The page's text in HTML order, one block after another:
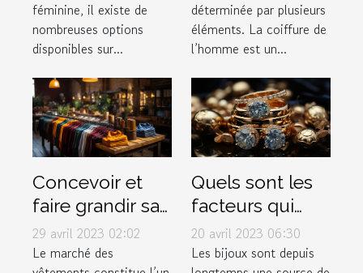
disponibles sur
le marché pour
féminine, il existe de
nombreuses options
disponibles sur...
déterminée par plusieurs
éléments. La coiffure de
l’homme est un...
Concevoir et
faire grandir sa
marque de
vêtement
29 avril 2023 02:02
Le marché des
Quels sont les
facteurs qui
déterminent la
valeur d'un
20 avril 2023 06:30
Les bijoux sont depuis